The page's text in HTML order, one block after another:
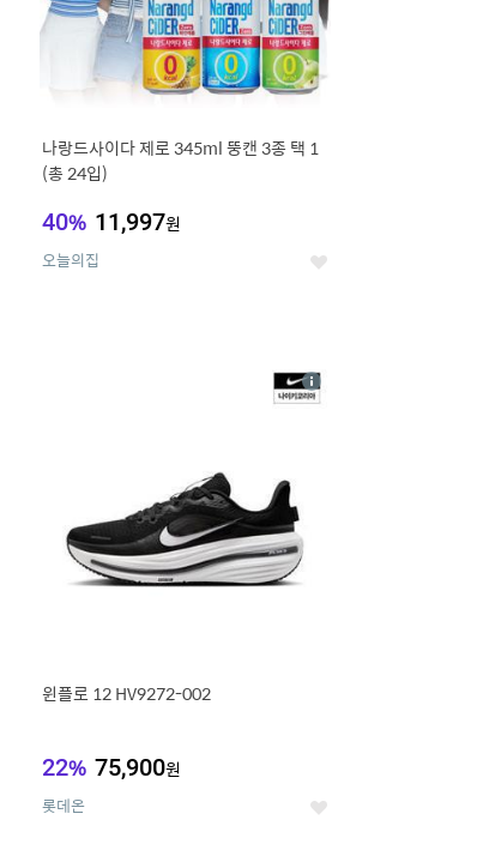
나랑드사이다 제로 345ml 뚱캔 3종 택 1
(총 24입)
40% 11,997원
오늘의집 좋
윈플로 12 HV9272-002
22% 75,900원
롯데온 좋
상
세